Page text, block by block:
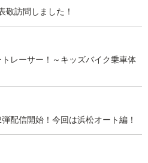
敬訪問しました！
レーサー！～キッズバイク乗車体
配信開始！今回は浜松オート編！